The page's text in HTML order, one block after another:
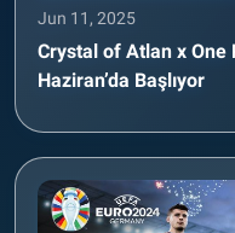
Jun 11, 2025
Crystal of Atlan x One
Haziran’da Başlıyor